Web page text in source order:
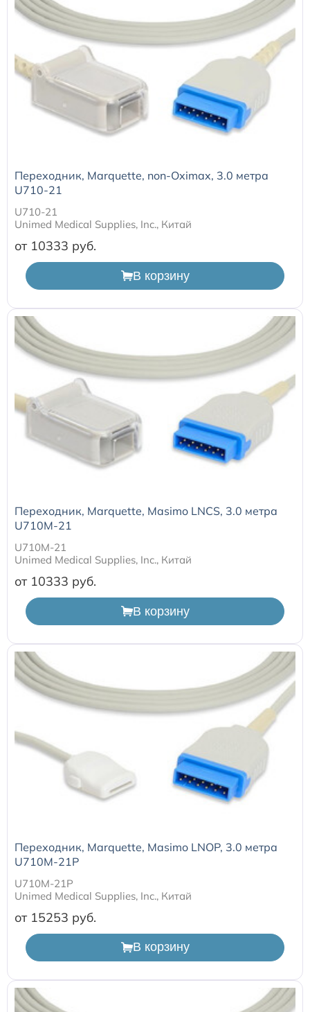
Переходник, Marquette, non-Oximax, 3.0 метра
U710-21
U710-21
Unimed Medical Supplies, Inc., Китай
от 10333
В корзину
Переходник, Marquette, Masimo LNCS, 3.0 метра
U710M-21
U710M-21
Unimed Medical Supplies, Inc., Китай
от 10333
В корзину
Переходник, Marquette, Masimo LNOP, 3.0 метра
U710M-21P
U710M-21P
Unimed Medical Supplies, Inc., Китай
от 15253
В корзину
Оригинальные расходные материалы GE
Nihon Kohden расходные материалы
Расходные материалы для транскутанного монитора
Расходные материалы к аппаратам ИВЛ Mindray
Расходные материалы к аппаратам ИВЛ Drager
Расходные материалы к аппаратам Comen
Расходные материалы для ИВЛ Puritan Bennett
Расходные материалы к аппаратам Philips